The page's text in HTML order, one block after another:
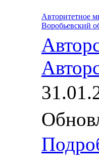
Авторитетное
Воробьевский